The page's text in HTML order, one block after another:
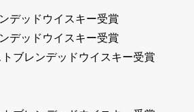
デッドウイスキー受賞
デッドウイスキー受賞
ブレンデッドウイスキー受賞